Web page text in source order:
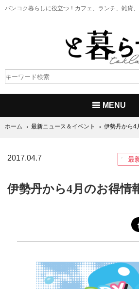
バンコク暮らしに役立つ！ カフェ、ランチ、雑貨
MENU
ホーム 最新ニュース＆イベント 伊勢丹から4
2017.04.7 最
伊勢丹から4月のお得情